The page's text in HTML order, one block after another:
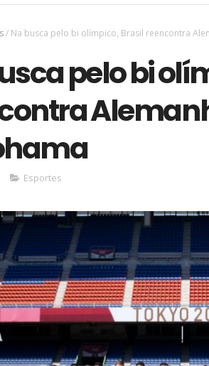
/ Na busca pelo bi olímpico, Brasil reencontra
pelo bi
Esportes